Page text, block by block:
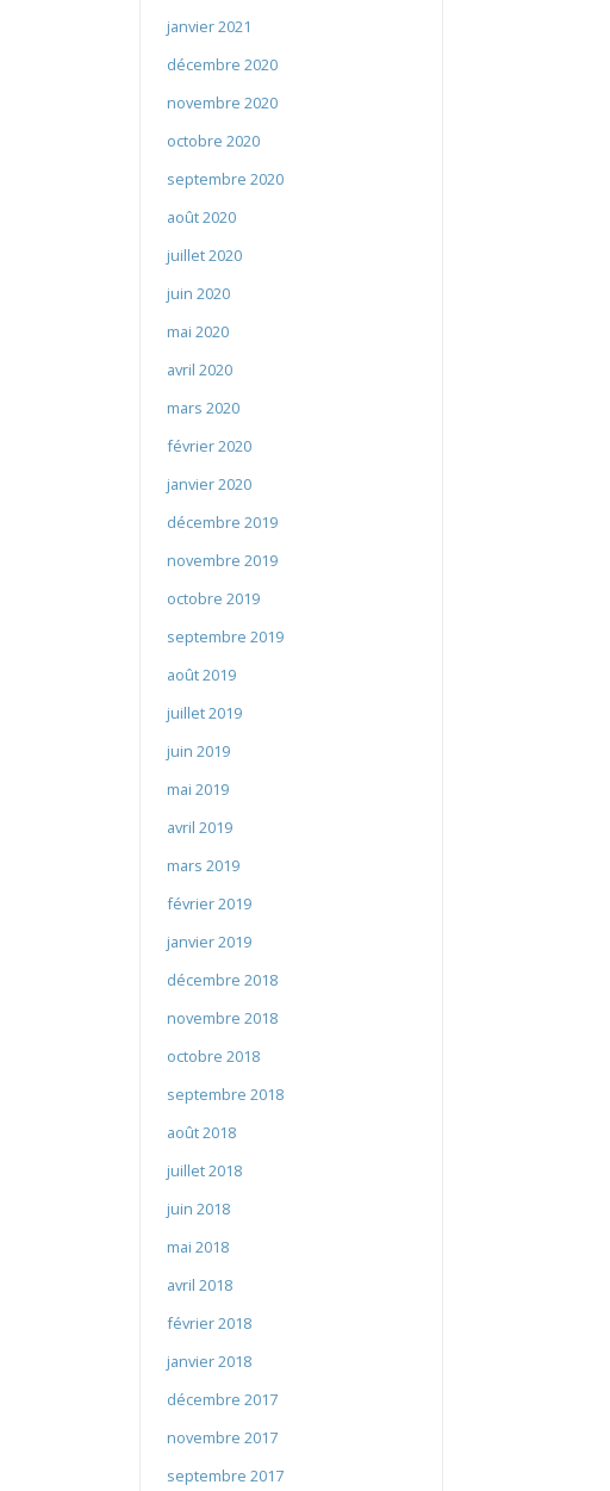
janvier 2021
décembre 2020
novembre 2020
octobre 2020
septembre 2020
août 2020
juillet 2020
juin 2020
mai 2020
avril 2020
mars 2020
février 2020
janvier 2020
décembre 2019
novembre 2019
octobre 2019
septembre 2019
août 2019
juillet 2019
juin 2019
mai 2019
avril 2019
mars 2019
février 2019
janvier 2019
décembre 2018
novembre 2018
octobre 2018
septembre 2018
août 2018
juillet 2018
juin 2018
mai 2018
avril 2018
février 2018
janvier 2018
décembre 2017
novembre 2017
septembre 2017